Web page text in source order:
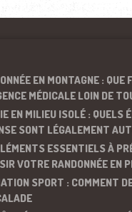
EN MONTAGNE : QUE
MÉDICALE LOIN DE
EN MILIEU ISOLÉ : QUELS
SONT LÉGALEMENT
ESSENTIELS À
VOTRE RANDONNÉE EN
SPORT : COMMENT